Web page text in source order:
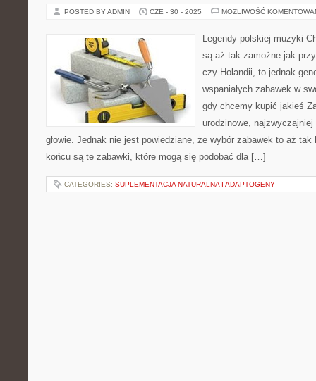
POSTED BY ADMIN CZE - 30 - 2025 MOŻLIWOŚĆ
Legendy polskiej muzyki
są aż tak zamożne jak
czy Holandii, to jednak
wspaniałych zabawek w
gdy chcemy kupić jakieś
urodzinowe,
głowie. Jednak nie jest powiedziane, że wybór zabawek to aż
końcu są te zabawki, które mogą się podobać dla […]
CATEGORIES: SUPLEMENTACJA NATURALNA I ADAPTOGENY